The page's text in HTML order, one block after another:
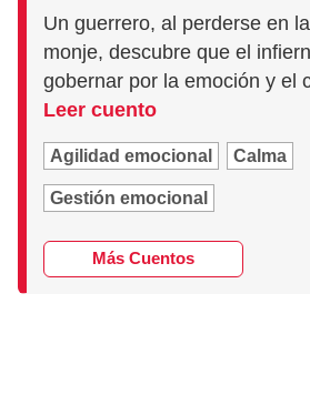
Un guerrero, al perderse en
monje, descubre que el
gobernar por la emoción y el
Leer cuento
Agilidad emocional Calma
Gestión emocional
Más Cuentos